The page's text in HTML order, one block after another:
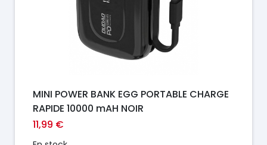
MINI POWER BANK EGG PORTABLE CHARGE
RAPIDE 10000 mAH NOIR
11,99 €